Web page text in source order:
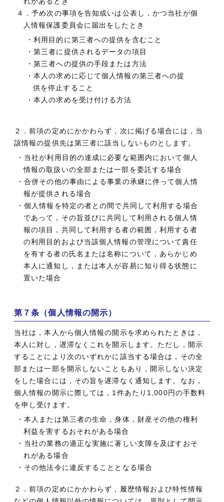
４．予め次の事項を告知或いは公表し，かつ当社が個
人情報保護委員会に届出をしたとき
・利用目的に第三者への提供を含むこと
・第三者に提供されるデータの項目
・第三者への提供の手段または方法
・本人の求めに応じて個人情報の第三者への提
供を停止すること
・本人の求めを受け付ける方法
２．前項の定めにかかわらず，次に掲げる場合には，当
該情報の提供先は第三者に該当しないものとします。
・当社が利用目的の達成に必要な範囲内において個人
情報の取扱いの全部または一部を委託する場合
・合併その他の事由による事業の承継に伴って個人情
報が提供される場合
・個人情報を特定の者との間で共同して利用する場合
であって，その旨並びに共同して利用される個人情
報の項目，共同して利用する者の範囲，利用する者
の利用目的および当該個人情報の管理について責任
を有する者の氏名または名称について，あらかじめ
本人に通知し，または本人が容易に知り得る状態に
置いた場合
第７条（個人情報の開示）
当社は，本人から個人情報の開示を求められたときは，
本人に対し，遅滞なくこれを開示します。ただし，開示
することにより次のいずれかに該当する場合は，その全
部または一部を開示しないこともあり，開示しない決定
をした場合には，その旨を遅滞なく通知します。なお，
個人情報の開示に際しては，1件あたり1,000円の手数料
を申し受けます。
・本人または第三者の生命，身体，財産その他の権利
利益を害するおそれがある場合
・当社の業務の適正な実施に著しい支障を及ぼすおそ
れがある場合
・その他法令に違反することとなる場合
２．前項の定めにかかわらず，履歴情報および特性情報